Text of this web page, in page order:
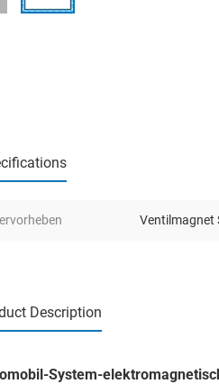
Ventilmagnet
Description
System-